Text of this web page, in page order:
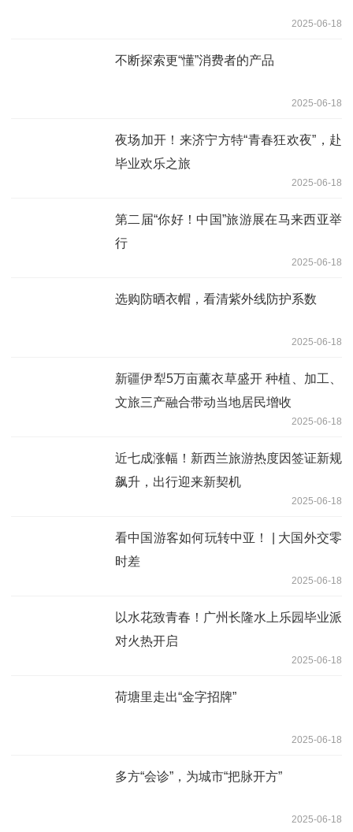
2025-06-18
不断探索更“懂”消费者的产品
2025-06-18
夜场加开！来济宁方特“青春狂欢夜”，赴
毕业欢乐之旅
2025-06-18
第二届“你好！中国”旅游展在马来西亚举
行
2025-06-18
选购防晒衣帽，看清紫外线防护系数
2025-06-18
新疆伊犁5万亩薰衣草盛开 种植、加工、
文旅三产融合带动当地居民增收
2025-06-18
近七成涨幅！新西兰旅游热度因签证新规
飙升，出行迎来新契机
2025-06-18
看中国游客如何玩转中亚！ | 大国外交零
时差
2025-06-18
以水花致青春！广州长隆水上乐园毕业派
对火热开启
2025-06-18
荷塘里走出“金字招牌”
2025-06-18
多方“会诊”，为城市“把脉开方”
2025-06-18